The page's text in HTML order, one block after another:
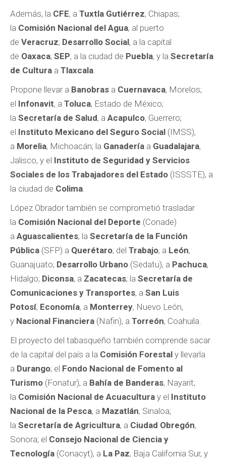
Además, la CFE, a Tuxtla Gutiérrez, Chiapas;
la Comisión Nacional del Agua, al puerto
de Veracruz; Desarrollo Social, a la capital
de Oaxaca; SEP, a la ciudad de Puebla, y la Secretaría
de Cultura a Tlaxcala.
Propone llevar a Banobras a Cuernavaca, Morelos;
el Infonavit, a Toluca, Estado de México;
la Secretaría de Salud, a Acapulco, Guerrero;
el Instituto Mexicano del Seguro Social (IMSS),
a Morelia, Michoacán; la Ganadería a Guadalajara,
Jalisco, y el Instituto de Seguridad y Servicios
Sociales de los Trabajadores del Estado (ISSSTE), a
la ciudad de Colima.
López Obrador también se comprometió trasladar
la Comisión Nacional del Deporte (Conade)
a Aguascalientes; la Secretaría de la Función
Pública (SFP) a Querétaro; del Trabajo, a León,
Guanajuato; Desarrollo Urbano (Sedatu), a Pachuca,
Hidalgo; Diconsa, a Zacatecas; la Secretaría de
Comunicaciones y Transportes, a San Luis
Potosí; Economía, a Monterrey, Nuevo León,
y Nacional Financiera (Nafin), a Torreón, Coahuila.
El proyecto del tabasqueño también comprende sacar
de la capital del país a la Comisión Forestal y llevarla
a Durango; el Fondo Nacional de Fomento al
Turismo (Fonatur), a Bahía de Banderas, Nayarit;
la Comisión Nacional de Acuacultura y el Instituto
Nacional de la Pesca, a Mazatlán, Sinaloa;
la Secretaría de Agricultura, a Ciudad Obregón,
Sonora; el Consejo Nacional de Ciencia y
Tecnología (Conacyt), a La Paz, Baja California Sur, y